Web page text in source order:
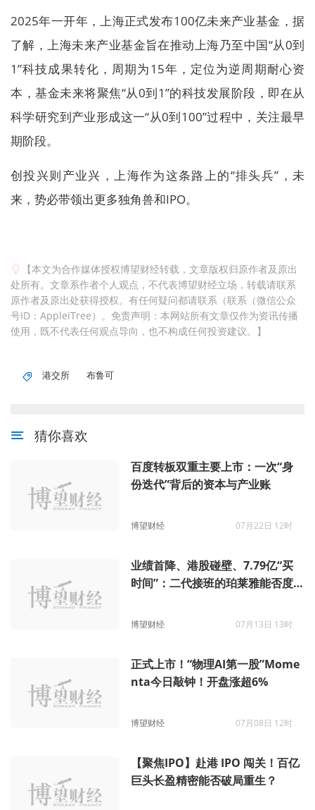
2025年一开年，上海正式发布100亿未来产业基金，据
了解，上海未来产业基金旨在推动上海乃至中国“从0到
1”科技成果转化，周期为15年，定位为逆周期耐心资
本，基金未来将聚焦“从0到1”的科技发展阶段，即在从
科学研究到产业形成这一“从0到100”过程中，关注最早
期阶段。
创投兴则产业兴，上海作为这条路上的“排头兵”，未
来，势必带领出更多独角兽和IPO。
【本文为合作媒体授权博望财经转载，文章版权归原作者及原出
处所有。文章系作者个人观点，不代表博望财经立场，转载请联系
原作者及原出处获得授权。有任何疑问都请联系（联系（微信公众
号ID：AppleiTree）。免责声明：本网站所有文章仅作为资讯传播
使用，既不代表任何观点导向，也不构成任何投资建议。】
港交所 布鲁可
猜你喜欢
百度转板双重主要上市：一次“身
份迭代”背后的资本与产业账
博望财经 07月22日 12时
业绩首降、港股碰壁、7.79亿“买
时间”：二代接班的珀莱雅能否度
博望财经 07月13日 13时
正式上市！“物理AI第一股”Mome
nta今日敲钟！开盘涨超6%
博望财经 07月08日 12时
【聚焦IPO】赴港 IPO 闯关！百亿
巨头长盈精密能否破局重生？